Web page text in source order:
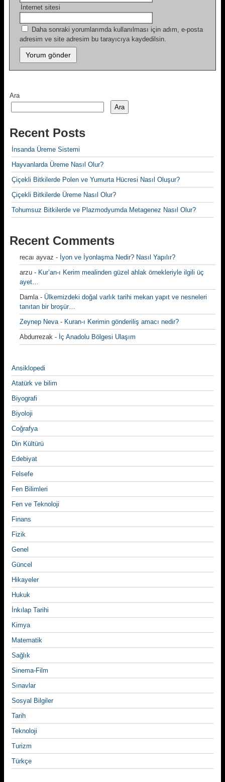
İnternet sitesi
Daha sonraki yorumlarımda kullanılması için adım, e-posta
adresim ve site adresim bu tarayıcıya kaydedilsin.
Ara
Ara
Recent Posts
İnsanda Üreme Sistemi
Hayvanlarda Üreme Nasıl Olur?
Çiçekli Bitkilerde Polen ve Yumurta Hücresi Nasıl Oluşur?
Çiçekli Bitkilerde Üreme Nasıl Olur?
Tohumsuz Bitkilerde ve Plazmodyumda Metagenez Nasıl Olur?
Recent Comments
recaı ayvaz - İyon ve İyonlaşma Nedir? Nasıl Yapılır?
arzu - Kur’an-ı Kerim mealinden güzel ahlak örnekleriyle ilgili üç
ayet…
Damla- Ülkemizdeki doğal varlık tarihi mekan yapıt ve nesneleri
tanıtan bir broşür…
Zeynep Neva- Kuran-ı Kerimin gönderiliş amacı nedir?
Abdurrezak - İç Anadolu Bölgesi Ulaşım
Ansiklopedi
Atatürk ve bilim
Biyografi
Biyoloji
Coğrafya
Din Kültürü
Edebiyat
Felsefe
Fen Bilimleri
Fen ve Teknoloji
Finans
Fizik
Genel
Güncel
Hikayeler
Hukuk
İnkılap Tarihi
Kimya
Matematik
Sağlık
Sinema-Film
Sınavlar
Sosyal Bilgiler
Tarih
Teknoloji
Turizm
Türkçe